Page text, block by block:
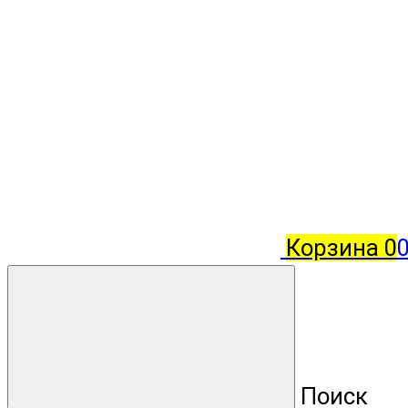
Корзина 0
Поиск